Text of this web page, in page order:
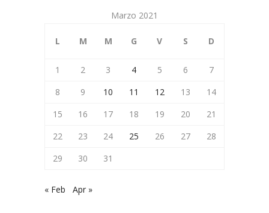
Marzo 2021
L M M G V S D
1 2 3 4 5 6
7
8
9 10 11 12 13
14
15
16 17 18 19 20
21
22
23 24 25 26 27
28
29
30 31
« Feb Apr »